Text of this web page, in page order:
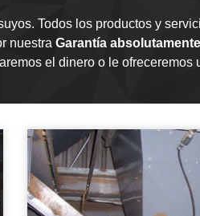
Todos los productos y
nuestra Garantía
el dinero o le ofreceremos